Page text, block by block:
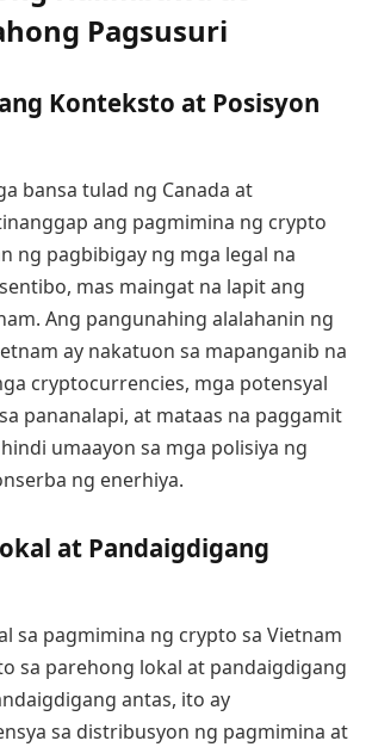
Pagsusuri
Konteksto at Posisyon
bansa tulad ng Canada at
ang pagmimina ng crypto
ng pagbibigay ng mga legal na
mas maingat na lapit ang
Ang pangunahing alalahanin ng
ay nakatuon sa mapanganib na
cryptocurrencies, mga potensyal
pananalapi, at mataas na paggamit
umaayon sa mga polisiya ng
ng enerhiya.
at Pandaigdigang
sa pagmimina ng crypto sa Vietnam
sa parehong lokal at pandaigdigang
antas, ito ay
sa distribusyon ng pagmimina at